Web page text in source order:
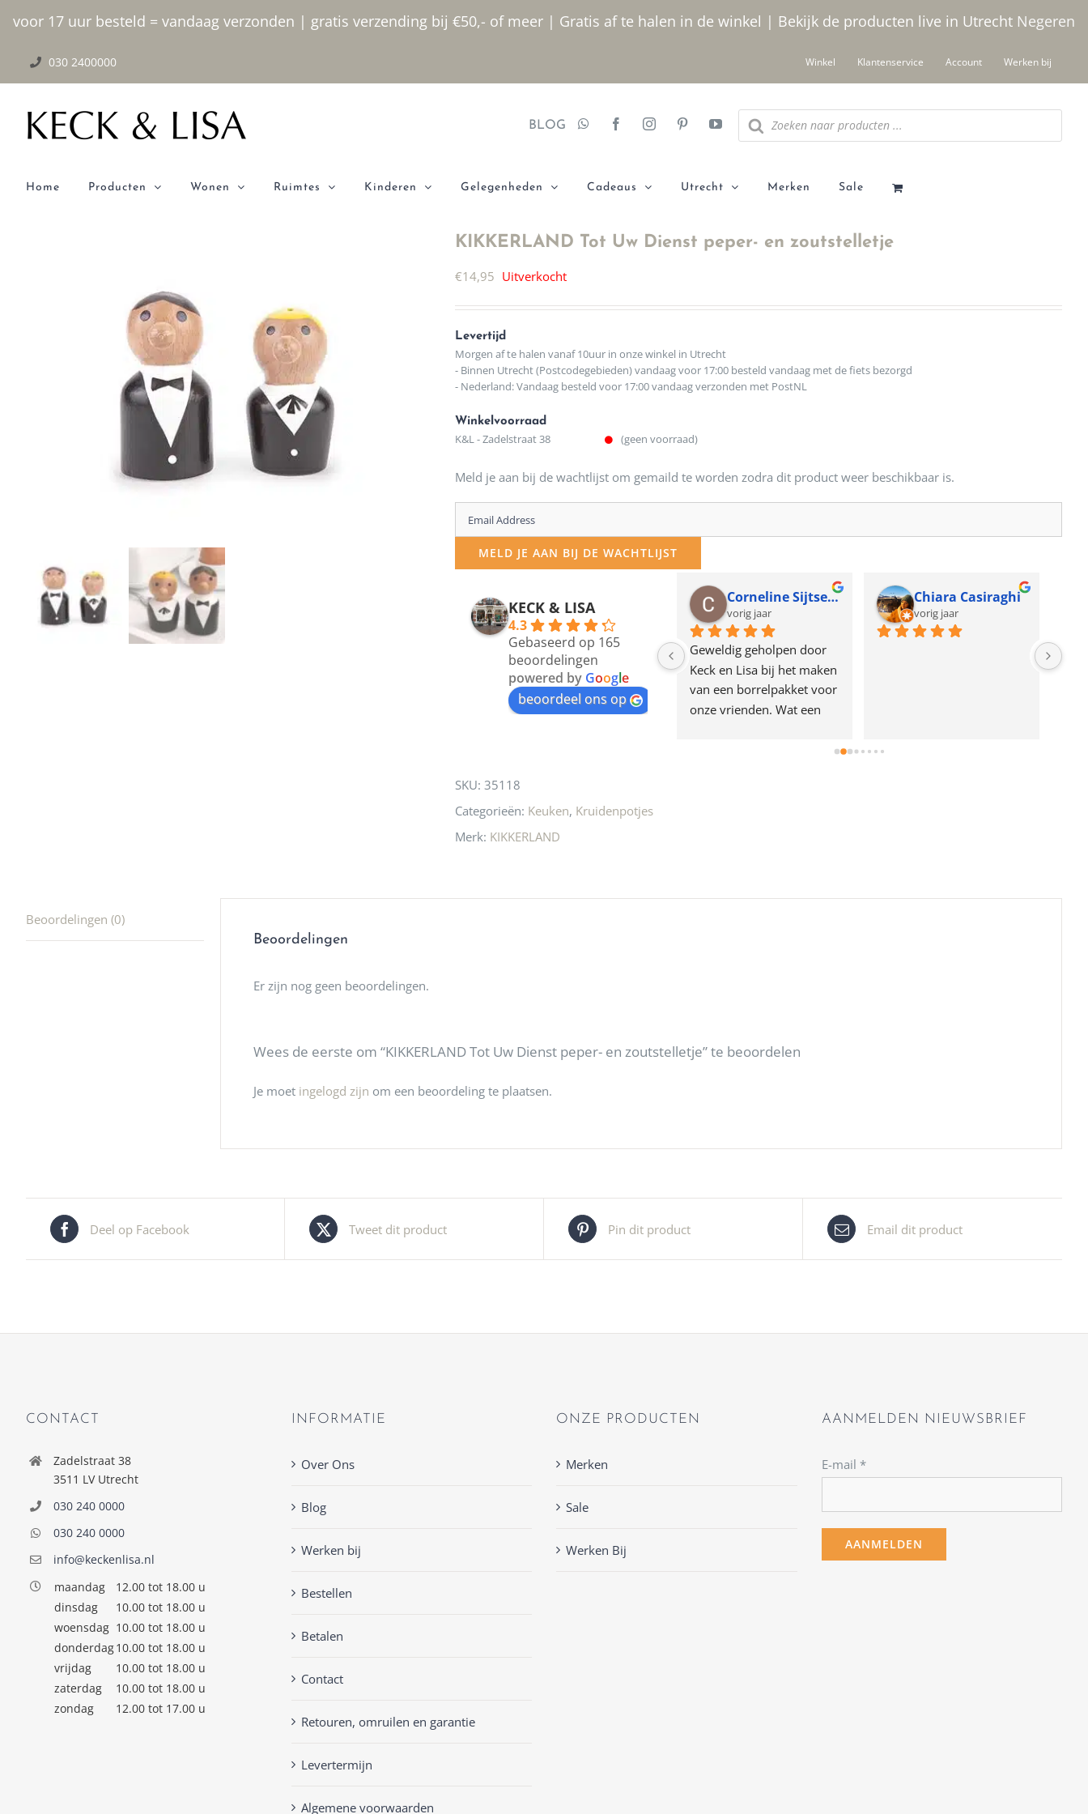
voor 17 uur besteld = vandaag verzonden | gratis verzending bij €50,- of meer | Gratis af te halen in de winkel | Bekijk de producten live in Utrecht Negeren
inhoud
030 2400000 Winkel Klantenservice Account Werken bij
BLOG
Producten
zoeken
Home Producten Wonen Ruimtes Kinderen Gelegenheden Cadeaus Utrecht Merken Sale
KIKKERLAND Tot Uw Dienst peper- en zoutstelletje
€14,95 Uitverkocht
Levertijd
Morgen af te halen vanaf 10uur in onze winkel in Utrecht
- Binnen Utrecht (Postcodegebieden) vandaag voor 17:00 besteld vandaag met de fiets bezorgd
- Nederland: Vandaag besteld voor 17:00 vandaag verzonden met PostNL
Winkelvoorraad
K&L - Zadelstraat 38 (geen voorraad)
Meld je aan bij de wachtlijst om gemaild te worden zodra dit product weer beschikbaar is.
Enter
your
email
MELD JE AAN BIJ DE WACHTLIJST
KECK & LISA
4.3
Gebaseerd op 165
beoordelingen
powered by Google
beoordeel ons op
ook heel aardig en gezellig
12 maanden geleden
Waarom in hemelsnaam
de woonwinkel op de
klippen  laten lopen? Waar
moeten nu de design
Corneline Sijtsema
vorig jaar
Geweldig geholpen door
Keck en Lisa bij het maken
van een borrelpakket voor
onze vrienden. Wat een
Chiara Casiraghi
vorig jaar
SKU: 35118
Categorieën: Keuken, Kruidenpotjes
Merk: KIKKERLAND
Beoordelingen (0)
Beoordelingen
Er zijn nog geen beoordelingen.
Wees de eerste om “KIKKERLAND Tot Uw Dienst peper- en zoutstelletje” te beoordelen
Je moet ingelogd zijn om een beoordeling te plaatsen.
Deel op Facebook Tweet dit product Pin dit product Email dit product
CONTACT
Zadelstraat 38
3511 LV Utrecht
030 240 0000
030 240 0000
info@keckenlisa.nl
maandag
12.00 tot 18.00 u
dinsdag
10.00 tot 18.00 u
woensdag 10.00 tot 18.00 u
donderdag10.00 tot 18.00 u
vrijdag
10.00 tot 18.00 u
zaterdag
10.00 tot 18.00 u
zondag
12.00 tot 17.00 u
INFORMATIE
Over Ons
Blog
Werken bij
Bestellen
Betalen
Contact
Retouren, omruilen en garantie
Levertermijn
Algemene voorwaarden
ONZE PRODUCTEN
Merken
Sale
Werken Bij
AANMELDEN NIEUWSBRIEF
E-mail *